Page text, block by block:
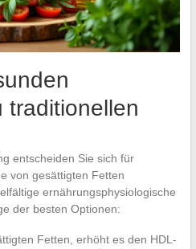
traditionellen
entscheiden Sie sich für
von gesättigten Fetten
ernährungsphysiologische
der besten Optionen:
Fetten, erhöht es den HDL-